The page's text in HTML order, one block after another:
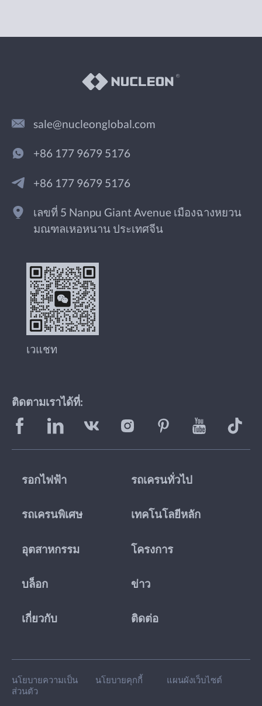
sale@nucleonglobal.com
+86 177 9679 5176
+86 177 9679 5176
เลขที่ 5 Nanpu Giant Avenue เมืองฉางหยวน
มณฑลเหอหนาน ประเทศจีน
เวแชท
ติดตามเราได้ที่:
รอกไฟฟ้า รถเครนทั่วไป
รถเครนพิเศษ เทคโนโลยีหลัก
อุตสาหกรรม โครงการ
บล็อก ข่าว
เกี่ยวกับ ติดต่อ
นโยบายความเป็น
ส่วนตัว
นโยบายคุกกี้ แผนผังเว็บไซต์